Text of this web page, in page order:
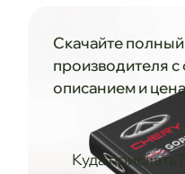
Скачайте полный
производителя
описанием и
Куда прислать?